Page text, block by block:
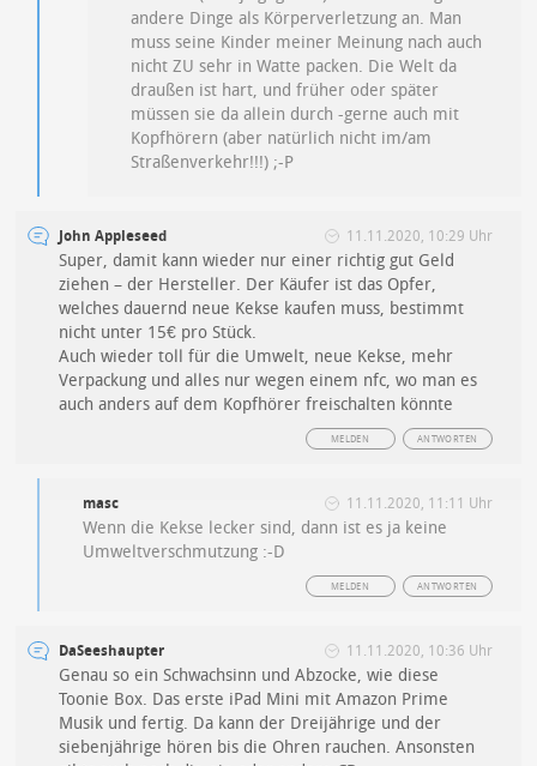
andere Dinge als Körperverletzung an. Man
muss seine Kinder meiner Meinung nach auch
nicht ZU sehr in Watte packen. Die Welt da
draußen ist hart, und früher oder später
müssen sie da allein durch -gerne auch mit
Kopfhörern (aber natürlich nicht im/am
Straßenverkehr!!!) ;-P
John Appleseed 11.11.2020, 10:29 Uhr
Super, damit kann wieder nur einer richtig gut Geld
ziehen – der Hersteller. Der Käufer ist das Opfer,
welches dauernd neue Kekse kaufen muss, bestimmt
nicht unter 15€ pro Stück.
Auch wieder toll für die Umwelt, neue Kekse, mehr
Verpackung und alles nur wegen einem nfc, wo man es
auch anders auf dem Kopfhörer freischalten könnte
ANTWORTEN
MELDEN
masc 11.11.2020, 11:11 Uhr
Wenn die Kekse lecker sind, dann ist es ja keine
Umweltverschmutzung :-D
ANTWORTEN
MELDEN
DaSeeshaupter 11.11.2020, 10:36 Uhr
Genau so ein Schwachsinn und Abzocke, wie diese
Toonie Box. Das erste iPad Mini mit Amazon Prime
Musik und fertig. Da kann der Dreijährige und der
siebenjährige hören bis die Ohren rauchen. Ansonsten